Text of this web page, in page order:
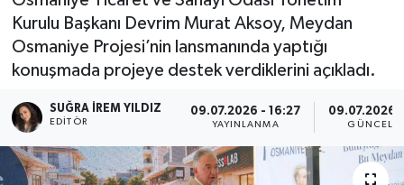
Kurulu Başkanı Devrim Murat Aksoy, Meydan
Osmaniye Projesi’nin lansmanında yaptığı
konuşmada projeye destek verdiklerini açıkladı.
SUĞRA İREM YILDIZ
EDITÖR
09.07.2026 - 16:27
YAYINLANMA
09.07.2026